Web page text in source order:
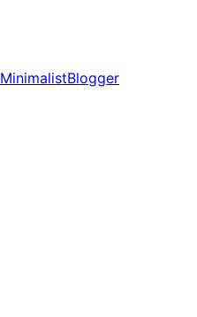
MinimalistBlogger